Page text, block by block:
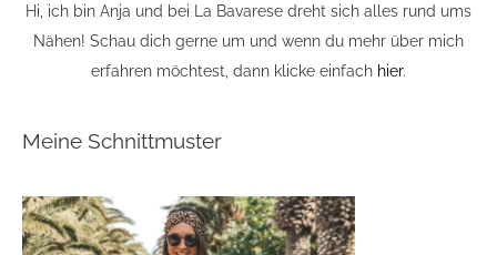
Hi, ich bin Anja und bei La Bavarese dreht sich alles rund ums
Nähen! Schau dich gerne um und wenn du mehr über mich
erfahren möchtest, dann klicke einfach hier.
Meine Schnittmuster